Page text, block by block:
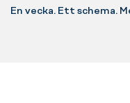
En vecka. Ett schema.